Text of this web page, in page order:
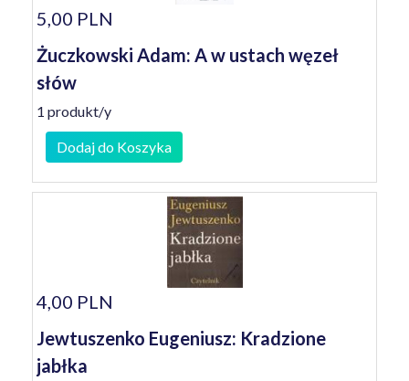
5,00 PLN
Żuczkowski Adam: A w ustach węzeł
słów
1 produkt/y
Dodaj do Koszyka
4,00 PLN
Jewtuszenko Eugeniusz: Kradzione
jabłka